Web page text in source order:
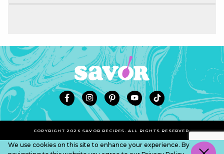
COPYRIGHT 2026 SAVOR RECIPES. ALL RIGHTS RESERVED.
We use cookies on this site to enhance your experience. By